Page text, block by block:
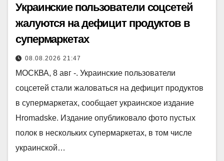
Украинские пользователи соцсетей
жалуются на дефицит продуктов в
супермаркетах
08.08.2026 21:47
МОСКВА, 8 авг -. Украинские пользователи
соцсетей стали жаловаться на дефицит продуктов
в супермаркетах, сообщает украинское издание
Hromadske. Издание опубликовало фото пустых
полок в нескольких супермаркетах, в том числе
украинской…